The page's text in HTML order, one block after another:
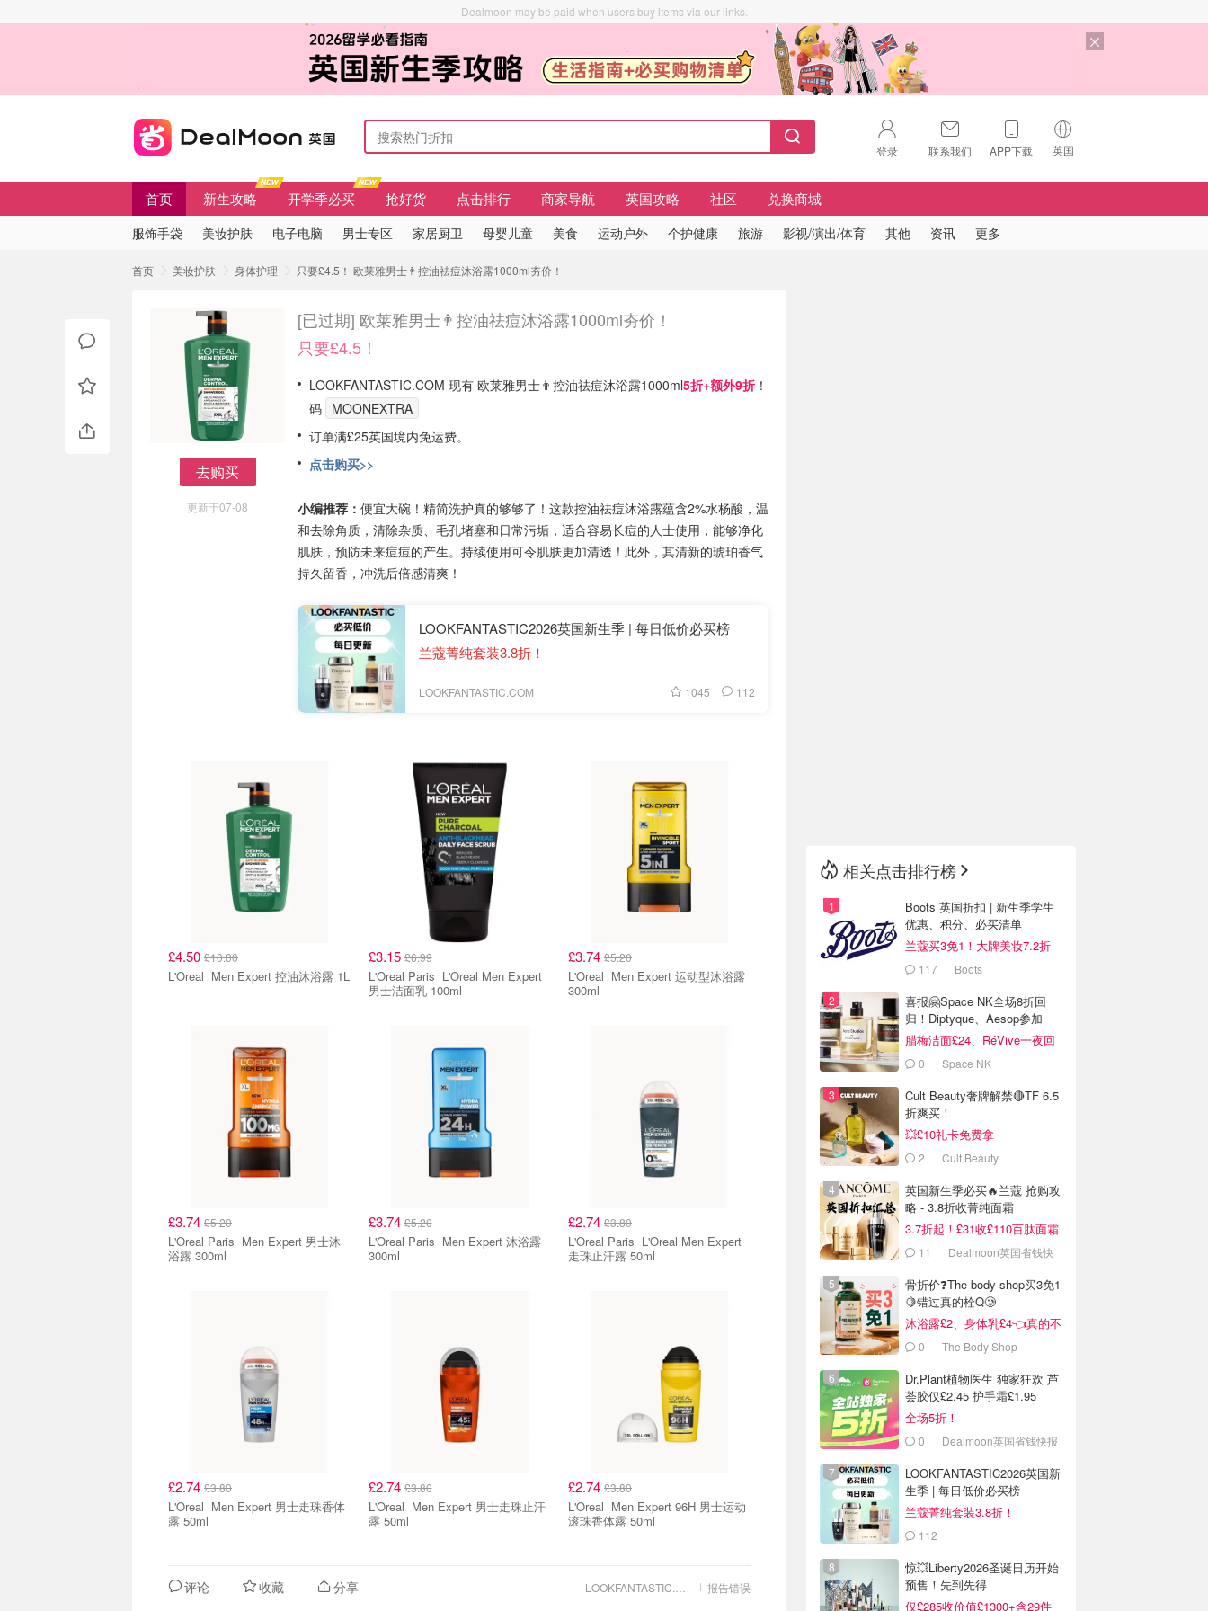
Dealmoon may be paid when users buy items via our links.
登录 联系我们 APP下载 英国
🇺🇸
🇨🇳
中国
首页 新生攻略 开学季必买 抢好货 点击排行 商家导航 英国攻略 社区 兑换商城
服饰手袋 美妆护肤 电子电脑 男士专区 家居厨卫 母婴儿童 美食 运动户外 个护健康 旅游 影视/演出/体育 其他 资讯 更多
首页 美妆护肤 身体护理 只要£4.5！ 欧莱雅男士👨控油祛痘沐浴露1000ml夯价！
去购买
更新于07-08
[已过期] 欧莱雅男士👨控油祛痘沐浴露1000ml夯价！
只要£4.5！
LOOKFANTASTIC.COM 现有 欧莱雅男士👨控油祛痘沐浴露1000ml5折+额外9折 ！
码 MOONEXTRA
订单满£25英国境内免运费。
点击购买>>
小编推荐： 便宜大碗！精简洗护真的够够了！这款控油祛痘沐浴露蕴含2%水杨酸，温
和去除角质，清除杂质、毛孔堵塞和日常污垢，适合容易长痘的人士使用，能够净化
肌肤，预防未来痘痘的产生。持续使用可令肌肤更加清透！此外，其清新的琥珀香气
持久留香，冲洗后倍感清爽！
LOOKFANTASTIC2026英国新生季 | 每日低价必买榜
兰蔻菁纯套装3.8折！
LOOKFANTASTIC.COM 1045 112
£4.50 £10.00
L'Oreal Men Expert 控油沐浴露 1L
£3.15£6.99
L'Oreal Paris L'Oreal Men Expert
男士洁面乳 100ml
£3.74 £5.20
L'Oreal Men Expert 运动型沐浴露
300ml
£3.74 £5.20
L'Oreal Paris Men Expert 男士沐
浴露 300ml
£3.74£5.20
L'Oreal Paris Men Expert 沐浴露
300ml
£2.74 £3.80
L'Oreal Paris L'Oreal Men Expert
走珠止汗露 50ml
£2.74 £3.80
L'Oreal Men Expert 男士走珠香体
露 50ml
£2.74£3.80
L'Oreal Men Expert 男士走珠止汗
露 50ml
£2.74 £3.80
L'Oreal Men Expert 96H 男士运动
滚珠香体露 50ml
报告错误
评论 收藏 分享
相关点击排行榜
Boots 英国折扣 | 新生季学生
优惠、积分、必买清单
兰蔻买3免1！大牌美妆7.2折
117 Boots
喜报🤗Space NK全场8折回
归！Diptyque、Aesop参加
腊梅洁面£24、RéVive一夜回
春油有货
0 Space NK
Cult Beauty奢牌解禁🔴TF 6.5
折爽买！
💥£10礼卡免费拿
2 Cult Beauty
英国新生季必买🔥兰蔻 抢购攻
略 - 3.8折收菁纯面霜
3.7折起！£31收£110百肽面霜
套装
11
Dealmoon英国省钱快
骨折价❓The body shop买3免1
🍋错过真的栓Q🥲
沐浴露£2、身体乳£4👈真的不
戳我看看吗❓
0 The Body Shop
Dr.Plant植物医生 独家狂欢 芦
荟胶仅£2.45 护手霜£1.95
全场5折！
0 Dealmoon英国省钱快报
LOOKFANTASTIC2026英国新
生季 | 每日低价必买榜
兰蔻菁纯套装3.8折！
112
惊💥Liberty2026圣诞日历开始
预售！先到先得
仅£285收价值£1300+含29件